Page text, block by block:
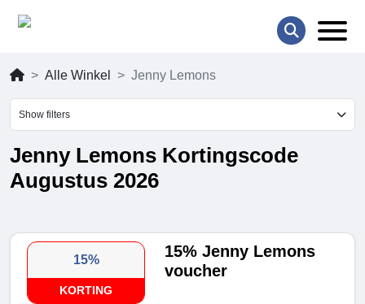
Alle Winkel Jenny Lemons
Show filters
Jenny Lemons Kortingscode
Augustus 2026
15%
KORTING
15% Jenny Lemons
voucher